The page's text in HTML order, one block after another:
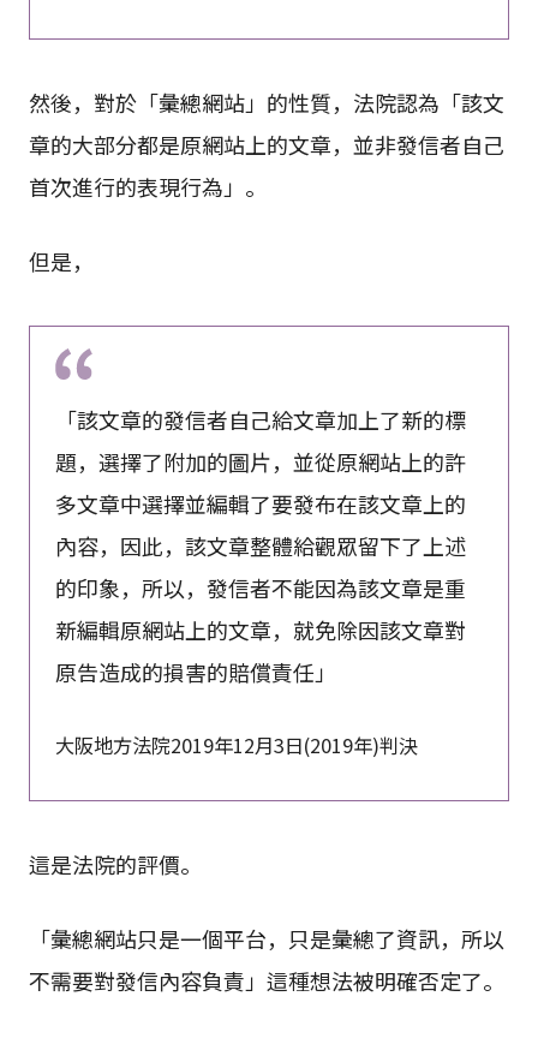
然後，對於「彙總網站」的性質，法院認為「該文
章的大部分都是原網站上的文章，並非發信者自己
首次進行的表現行為」。
但是，
「該文章的發信者自己給文章加上了新的標
題，選擇了附加的圖片，並從原網站上的許
多文章中選擇並編輯了要發布在該文章上的
內容，因此，該文章整體給觀眾留下了上述
的印象，所以，發信者不能因為該文章是重
新編輯原網站上的文章，就免除因該文章對
原告造成的損害的賠償責任」
大阪地方法院2019年12月3日(2019年)判決
這是法院的評價。
「彙總網站只是一個平台，只是彙總了資訊，所以
不需要對發信內容負責」這種想法被明確否定了。